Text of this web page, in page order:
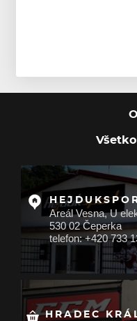
Areál Vesna, U
530 02 Čeperka
telefon: +420 733
HRADEC